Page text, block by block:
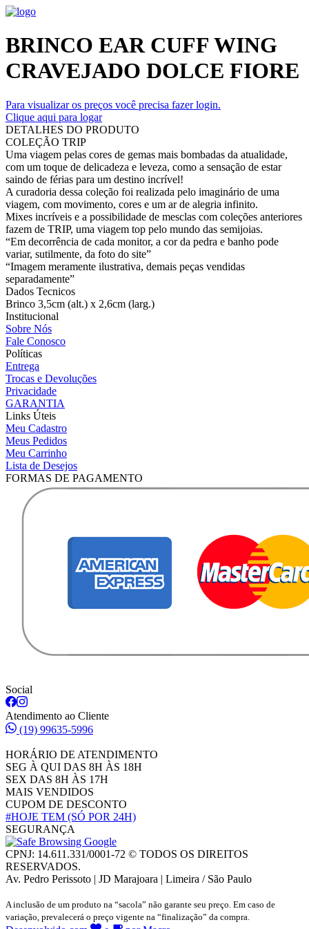
BRINCO EAR CUFF WING
CRAVEJADO DOLCE FIORE
Para visualizar os preços você precisa fazer login.
Clique aqui para logar
DETALHES DO PRODUTO
COLEÇÃO TRIP
Uma viagem pelas cores de gemas mais bombadas da atualidade,
com um toque de delicadeza e leveza, como a sensação de estar
saindo de férias para um destino incrível!
A curadoria dessa coleção foi realizada pelo imaginário de uma
viagem, com movimento, cores e um ar de alegria infinito.
Mixes incríveis e a possibilidade de mesclas com coleções anteriores
fazem de TRIP, uma viagem top pelo mundo das semijoias.
“Em decorrência de cada monitor, a cor da pedra e banho pode
variar, sutilmente, da foto do site”
“Imagem meramente ilustrativa, demais peças vendidas
separadamente”
Dados Tecnicos
Brinco 3,5cm (alt.) x 2,6cm (larg.)
Institucional
Sobre Nós
Fale Conosco
Políticas
Entrega
Trocas e Devoluções
Privacidade
GARANTIA
Links Úteis
Meu Cadastro
Meus Pedidos
Meu Carrinho
Lista de Desejos
FORMAS DE PAGAMENTO
Social
Atendimento ao Cliente
(19) 99635-5996
HORÁRIO DE ATENDIMENTO
SEG À QUI DAS 8H ÀS 18H
SEX DAS 8H ÀS 17H
MAIS VENDIDOS
CUPOM DE DESCONTO
#HOJE TEM (SÓ POR 24H)
SEGURANÇA
CPNJ: 14.611.331/0001-72 © TODOS OS DIREITOS
RESERVADOS.
Av. Pedro Perissoto | JD Marajoara | Limeira / São Paulo
A inclusão de um produto na “sacola” não garante seu preço. Em caso de
variação, prevalecerá o preço vigente na “finalização” da compra.